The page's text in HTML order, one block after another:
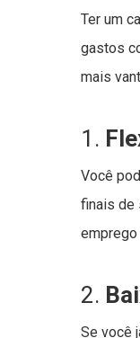
Ter um
gastos
mais
1.
Você
finais de
2.
Se você